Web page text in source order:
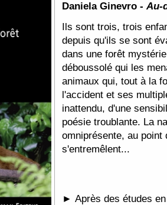
Daniela Ginevro -Au-
Ils sont trois, trois
depuis qu'ils se sont
dans une forêt
déboussolé qui les
animaux qui, tout à la
l'accident et ses
inattendu, d'une
poésie troublante. La
omniprésente, au
s'entremêlent...
► Après des études